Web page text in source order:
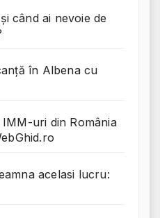
când ai nevoie de
în Albena cu
uri din România
acelasi lucru: